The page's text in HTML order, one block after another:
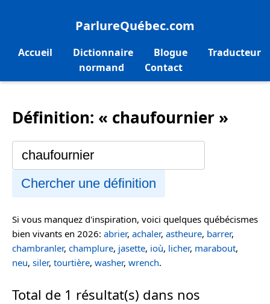
ParlureQuébec.com
Accueil Dictionnaire Blogue
Traducteur
normand
Contact
Définition: « chaufournier »
Chercher une définition
Si vous manquez d'inspiration, voici quelques québécismes
bien vivants en 2026: abrier, achaler, astheure, barrer,
chambranler, champlure, jasette, ioù, licher, marabout,
neu, siler, tourtière, washer, wrench.
Total de 1 résultat(s) dans nos